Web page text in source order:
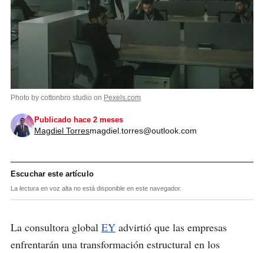
Photo by cottonbro studio on Pexels.com
Publicado hace 2 meses
Magdiel Torresmagdiel.torres@outlook.com
Escuchar este artículo
La lectura en voz alta no está disponible en este navegador.
La consultora global EY advirtió que las empresas
enfrentarán una transformación estructural en los